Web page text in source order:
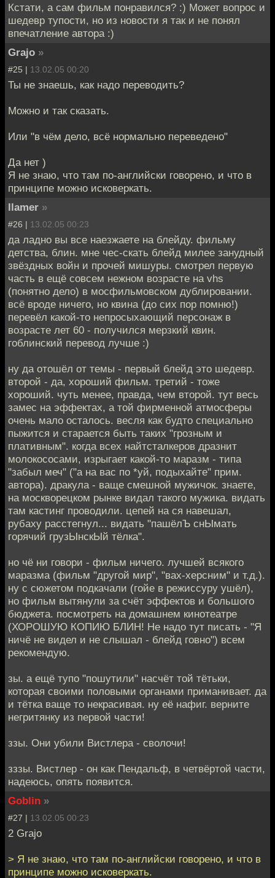
Кстати, а сам фильм понравился? :) Может вопрос и
шедевр тупости, но из новости я так и не понял
впечатление автора :)
Grajo »
#25 | 13.02.05 00:20
Ты не знаешь, как надо переводить?
Можно и так сказать.
Или "в чём дело, всё нормально переведено"
Да нет )
Я не знаю, что там по-английски говорено, и что в
принципе можно исковеркать.
llamer »
#26 | 13.02.05 00:23
да ладно вы все наезжаете на блейду. фильму
детства, блин. мне чес-скать блейд милее занудный
звёздных войн и прочей мишуры. смотрел первую
часть в ещё совсем нежном возрасте на vhs
(понятно дело) в мосфильмовском дублировании.
всё вроде ничего, но квина (до сих пор помню!)
перевёл какой-то непросыхающий персонаж в
возрасте лет 60 - получился мерзкий квин.
гоблинский перевод лучше :)
ну да отошёл от темы - первый блейд это шедевр.
второй - да, хороший фильм. третий - тоже
хороший. чуть менее, правда, чем второй. тут весь
замес на эффектах, а той фирменной атмосферы
очень мало осталось. весля как будто специально
пыжится и старается быть таких "грозным и
плативным". когда всех найтсталкеров дразнит
молокососами, изрыгает какой-то маразм - типа
"забыл меч" ("а на вас по *уй, подыхайте" прим.
автора). дракула - ваще смешной мужичок. знаете,
на москворецком рынке видал такого мужика. видать
там кастинг проводили. цепей на ся навешал,
рубаху расстегнул... видать "пашёлЪ снЫмать
горячий грузЫнскЫй тёлка".
но чё ни говори - фильм ничего. лучшей всякого
маразма (фильм "другой мир", "вах-херсним" и т.д.).
ну с сюжетом подкачали (гойе в режиссуру ушёл),
но фильм вытянули за счёт эффектов и большого
бюджета. посмотреть на домашнем кинотеатре
(ХОРОШУЮ КОПИЮ БЛИН! Не надо тут писать - "Я
ничё не видел и не слышал - блейд говно") всем
рекомендую.
зы. а ещё тупо "пошутили" насчёт той тётьки,
которая своими половыми органами приманивает. да
и тётка ваще то некрасивая. ну её нафиг. верните
негритянку из первой части!
ззы. Они убили Вистлера - сволочи!
зззы. Вистлер - он как Пендальф, в четвёртой части,
надеюсь, опять появится.
Goblin »
#27 | 13.02.05 00:23
2 Grajo
> Я не знаю, что там по-английски говорено, и что в
принципе можно исковеркать.